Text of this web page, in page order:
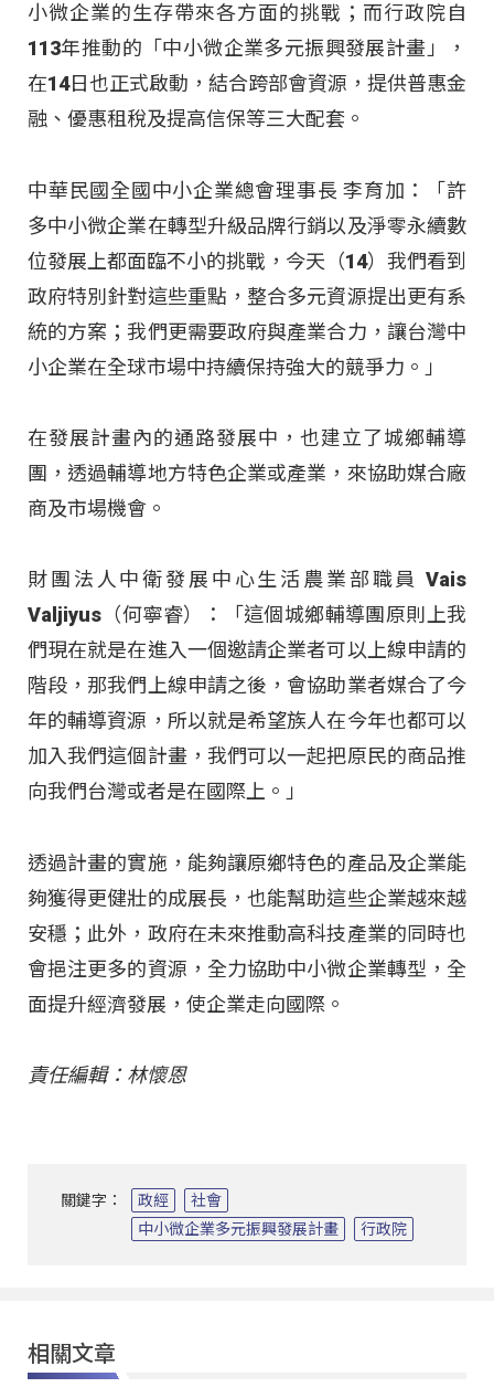
小微企業的生存帶來各方面的挑戰；而行政院自
113年推動的「中小微企業多元振興發展計畫」，
在14日也正式啟動，結合跨部會資源，提供普惠金
融、優惠租稅及提高信保等三大配套。
中華民國全國中小企業總會理事長 李育加：「許
多中小微企業在轉型升級品牌行銷以及淨零永續數
位發展上都面臨不小的挑戰，今天（14）我們看到
政府特別針對這些重點，整合多元資源提出更有系
統的方案；我們更需要政府與產業合力，讓台灣中
小企業在全球市場中持續保持強大的競爭力。」
在發展計畫內的通路發展中，也建立了城鄉輔導
團，透過輔導地方特色企業或產業，來協助媒合廠
商及市場機會。
財團法人中衛發展中心生活農業部職員 Vais
Valjiyus（何寧睿）：「這個城鄉輔導團原則上我
們現在就是在進入一個邀請企業者可以上線申請的
階段，那我們上線申請之後，會協助業者媒合了今
年的輔導資源，所以就是希望族人在今年也都可以
加入我們這個計畫，我們可以一起把原民的商品推
向我們台灣或者是在國際上。」
透過計畫的實施，能夠讓原鄉特色的產品及企業能
夠獲得更健壯的成展長，也能幫助這些企業越來越
安穩；此外，政府在未來推動高科技產業的同時也
會挹注更多的資源，全力協助中小微企業轉型，全
面提升經濟發展，使企業走向國際。
責任編輯：林懷恩
關鍵字： 政經
社會
中小微企業多元振興發展計畫
行政院
相關文章